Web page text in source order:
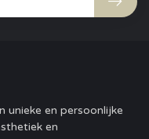
unieke en persoonlijke
en